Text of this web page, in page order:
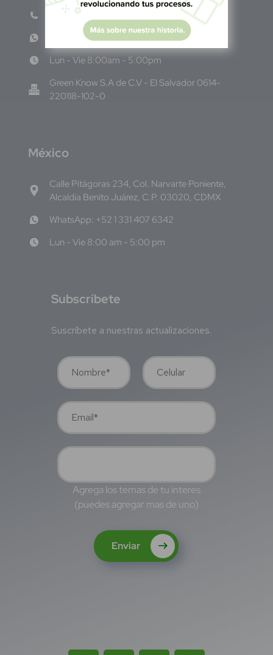
Teléfono: +503 6986 1402
WhatsApp: +503 7687 3923
Lun - Vie 8:00am - 5:00pm
Green Know S.A de C.V - El Salvador 0614-
220118-102-0
México
Calle Pitágoras 234, Col. Narvarte Poniente,
Alcaldía Benito Juárez, C.P. 03020, CDMX
WhatsApp: +52 1 331 407 6342
Lun - Vie 8:00 am - 5:00 pm
Subscríbete
Suscríbete a nuestras actualizaciones.
Agrega los temas de tu interes
(puedes agregar mas de uno)
Enviar